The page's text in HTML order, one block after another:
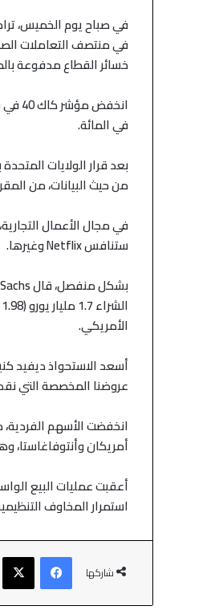
في صباح يوم الخميس،
في منتصف التعاملات
خسائر القطاع مدفوعة
في المائة.
بعد قرار الولايات
من حيث البيانات، من
في مجال الأعمال
ستنافسNetflixوغيرها.
بشكل منفصل، قال
الأمريكي.
أسعد الاستحواذ ديفيد
عروضنا المخصصة التي
انخفضت الأسهم
أمريكان وأنتوفاغاستا،
أعقبت عمليات البيع
استمرار المخاوف
شاركها
الذهب يلمس أعلى مستوياته في
سبعة أسابيع مع آمال إعادة فتح